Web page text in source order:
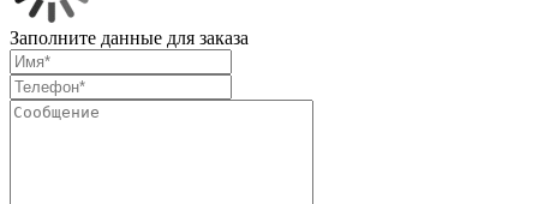
Заполните данные для заказа